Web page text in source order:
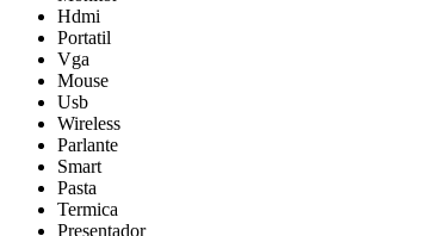
Hdmi
Portatil
Vga
Mouse
Usb
Wireless
Parlante
Smart
Pasta
Termica
Presentador